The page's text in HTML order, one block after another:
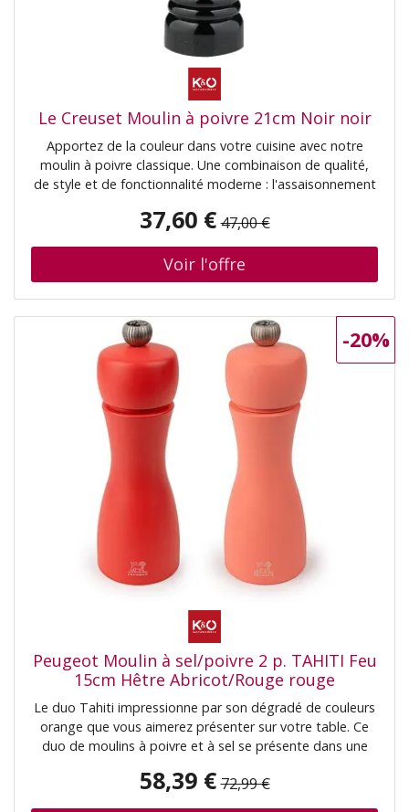
Le Creuset Moulin à poivre 21cm Noir noir
Apportez de la couleur dans votre cuisine avec notre
moulin à poivre classique. Une combinaison de qualité,
de style et de fonctionnalité moderne : l'assaisonnement
mécanisme de broyage en céramique durable et réglable
fin à grossier selon vos préférences. Matériau : Plastique
ABS
37,60 € 47,00 €
Peugeot Moulin à sel/poivre 2 p. TAHITI Feu
15cm Hêtre Abricot/Rouge rouge
Le duo Tahiti impressionne par son dégradé de couleurs
orange que vous aimerez présenter sur votre table. Ce
duo de moulins à poivre et à sel se présente dans une
tendance, subtile et naturelle qui permet une distinction
58,39 € 72,99 €
-20%